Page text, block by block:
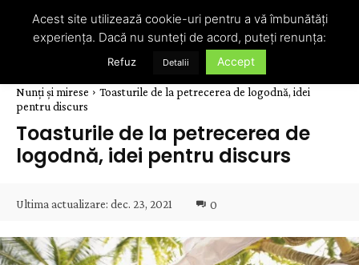
Nunți și mirese
Toasturile de la petrecerea de logodnă, idei
pentru discurs
Toasturile de la petrecerea de
logodnă, idei pentru discurs
Ultima actualizare: dec. 23, 2021 0
Acest site utilizează cookie-uri pentru a vă îmbunătăți
experiența. Dacă nu sunteți de acord, puteți renunța:
Refuz Detalii Accept